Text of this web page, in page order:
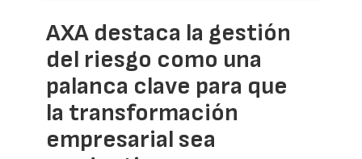
AXA destaca la gestión
del riesgo como una
palanca clave para que
la transformación
empresarial sea